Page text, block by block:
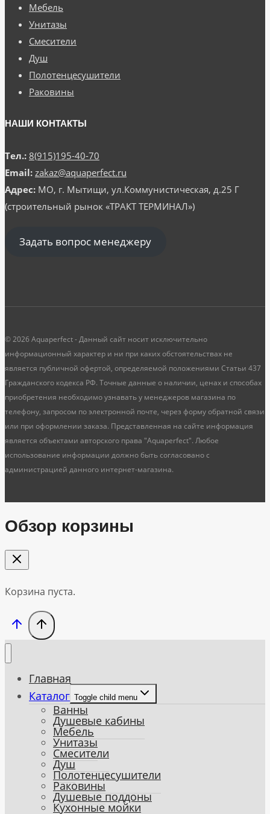
Мебель
Унитазы
Смесители
Душ
Полотенцесушители
Раковины
НАШИ КОНТАКТЫ
Тел.: 8(915)195-40-70
Email: zakaz@aquaperfect.ru
Адрес: МО, г. Мытищи, ул.Коммунистическая, д.25 Г
(строительный рынок «ТРАКТ ТЕРМИНАЛ»)
Задать вопрос менеджеру
© 2026 Aquaperfect - Данный сайт носит исключительно
информационный характер и ни при каких обстоятельствах не
является публичной офертой, определяемой положениями Статьи 437
Гражданского кодекса РФ. Точные данные о наличии, ценах и способах
приобретения необходимо узнавать у менеджеров магазина по
телефону, запросом по электронной почте, через форму обратной связи
или при оформлении заказа. Представленная на сайте информация
является объектами авторского права "Aquaperfect". Любое
использование информации должно быть согласовано с
администрацией данного интернет-магазина.
Обзор корзины
Корзина пуста.
Главная
Каталог Toggle child menu
Ванны
Душевые кабины
Мебель
Унитазы
Смесители
Душ
Полотенцесушители
Раковины
Душевые поддоны
Кухонные мойки